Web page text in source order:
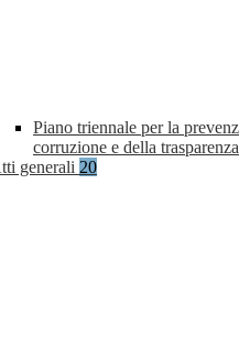
Piano triennale per la
corruzione e della
generali 20